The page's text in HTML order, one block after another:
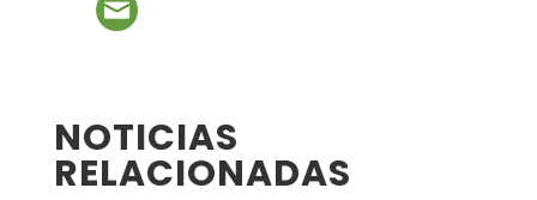
NOTICIAS
RELACIONADAS